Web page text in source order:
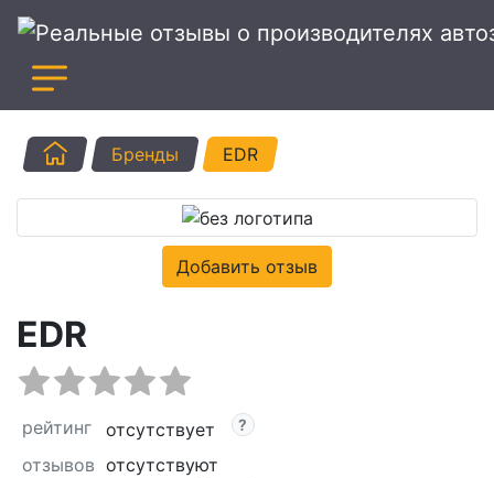
ГлавнаяБренды EDR
Добавить отзыв
EDR
рейтинг
отсутствует
отзывов отсутствуют